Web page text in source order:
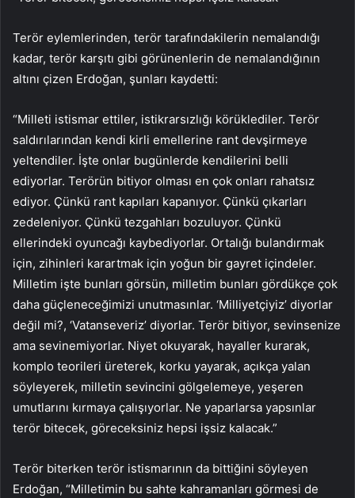
Terör eylemlerinden, terör tarafındakilerin nemalandığı
kadar, terör karşıtı gibi görünenlerin de nemalandığının
altını çizen Erdoğan, şunları kaydetti:
“Milleti istismar ettiler, istikrarsızlığı körüklediler. Terör
saldırılarından kendi kirli emellerine rant devşirmeye
yeltendiler. İşte onlar bugünlerde kendilerini belli
ediyorlar. Terörün bitiyor olması en çok onları rahatsız
ediyor. Çünkü rant kapıları kapanıyor. Çünkü çıkarları
zedeleniyor. Çünkü tezgahları bozuluyor. Çünkü
ellerindeki oyuncağı kaybediyorlar. Ortalığı bulandırmak
için, zihinleri karartmak için yoğun bir gayret içindeler.
Milletim işte bunları görsün, milletim bunları gördükçe çok
daha güçleneceğimizi unutmasınlar. ‘Milliyetçiyiz’ diyorlar
değil mi?, ‘Vatanseveriz’ diyorlar. Terör bitiyor, sevinsenize
ama sevinemiyorlar. Niyet okuyarak, hayaller kurarak,
komplo teorileri üreterek, korku yayarak, açıkça yalan
söyleyerek, milletin sevincini gölgelemeye, yeşeren
umutlarını kırmaya çalışıyorlar. Ne yaparlarsa yapsınlar
terör bitecek, göreceksiniz hepsi işsiz kalacak.”
Terör biterken terör istismarının da bittiğini söyleyen
Erdoğan, “Milletimin bu sahte kahramanları görmesi de